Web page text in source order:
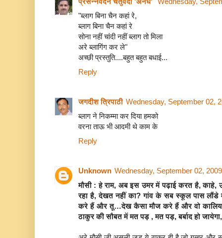
"ब्लाग बिना चैन कहां रे,
ब्लाग बिना चैन कहां रे
सोना नहीं चांदी नहीं ब्लाग तो मिला
अरे ब्लागिंग कर ले"
अच्छी प्रस्तुति....बहुत बहुत बधाई...
Reply
जगदीश त्रिपाठी Wednesday, September 02,
ब्लाग ने निकम्मा कर दिया हमको
वरना ताऊ भी आदमी थे काम के
Reply
Unknown Wednesday, September 02,
मौसी : हे राम, अब इस उमर में पढ़ाई करत है, काहे,
रहा है, देखत नहीं का? गांव के सब स्कूल पास लौंडे
करे हैं और तू…देख कैसा मौज करे हैं और वो
ठाकुर की सौबत में मत पड़ , मत पड़, बर्बाद हो